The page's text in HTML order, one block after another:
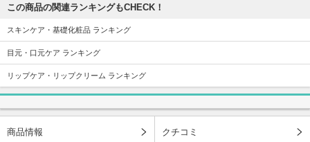
この商品の関連ランキングもCHECK！
スキンケア・基礎化粧品 ランキング
目元・口元ケア ランキング
リップケア・リップクリーム ランキング
商品情報 クチコミ